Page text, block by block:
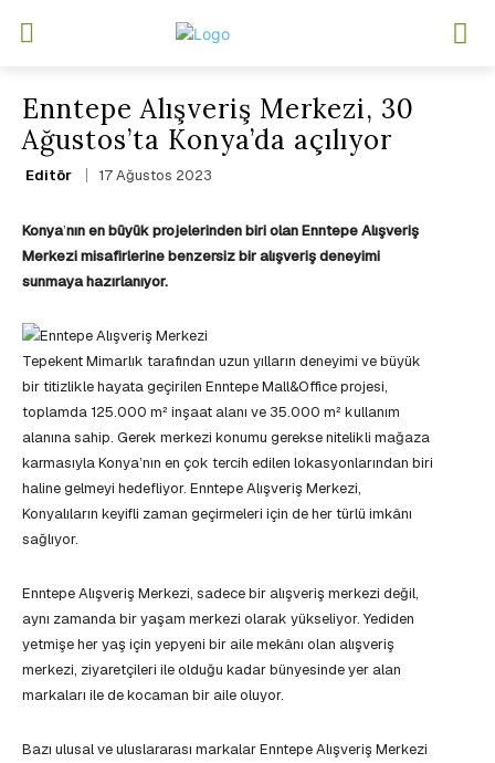
Enntepe Alışveriş Merkezi, 30
Ağustos’ta Konya’da açılıyor
Editör 17 Ağustos 2023
Konya’nın en büyük projelerinden biri olan Enntepe Alışveriş
Merkezi misafirlerine benzersiz bir alışveriş deneyimi
sunmaya hazırlanıyor.
Tepekent Mimarlık tarafından uzun yılların deneyimi ve büyük
bir titizlikle hayata geçirilen Enntepe Mall&Office projesi,
toplamda 125.000 m² inşaat alanı ve 35.000 m² kullanım
alanına sahip. Gerek merkezi konumu gerekse nitelikli mağaza
karmasıyla Konya’nın en çok tercih edilen lokasyonlarından biri
haline gelmeyi hedefliyor. Enntepe Alışveriş Merkezi,
Konyalıların keyifli zaman geçirmeleri için de her türlü imkânı
sağlıyor.
Enntepe Alışveriş Merkezi, sadece bir alışveriş merkezi değil,
aynı zamanda bir yaşam merkezi olarak yükseliyor. Yediden
yetmişe her yaş için yepyeni bir aile mekânı olan alışveriş
merkezi, ziyaretçileri ile olduğu kadar bünyesinde yer alan
markaları ile de kocaman bir aile oluyor.
Bazı ulusal ve uluslararası markalar Enntepe Alışveriş Merkezi